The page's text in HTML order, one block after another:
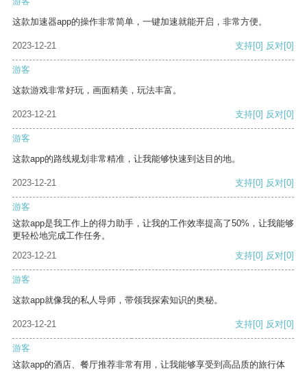
这款加速器app的操作非常简单，一键加速就能开启，非常方便。
2023-12-21 支持[0] 反对[0]
游客
这款游戏非常好玩，画面精美，玩法丰富。
2023-12-21 支持[0] 反对[0]
游客
这款app的路线规划非常精准，让我能够快速到达目的地。
2023-12-21 支持[0] 反对[0]
游客
这款app是我工作上的得力助手，让我的工作效率提高了50%，让我能够
更轻松地完成工作任务。
2023-12-21
支持[0] 反对[0]
游客
这款app就像我的私人导师，带领我探索知识的奥秘。
2023-12-21 支持[0] 反对[0]
游客
这款app的酒店、餐厅推荐非常有用，让我能够享受到高品质的旅行体